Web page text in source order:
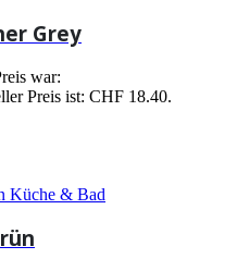
Grey
war:
Preis ist: CHF 18.40.
Küche & Bad